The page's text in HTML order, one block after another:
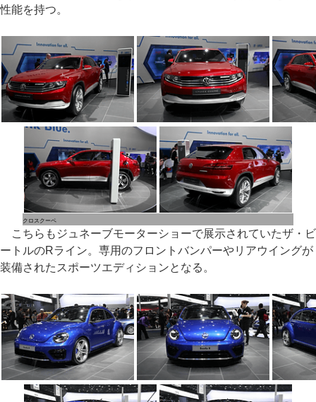
性能を持つ。
クロスクーペ
こちらもジュネーブモーターショーで展示されていたザ・ビ
ートルのRライン。専用のフロントバンパーやリアウイングが
装備されたスポーツエディションとなる。